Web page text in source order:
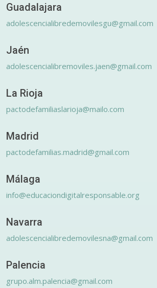
Guadalajara
adolescencialibredemovilesgu@gmail.com
Jaén
adolescencialibremoviles.jaen@gmail.com
La Rioja
pactodefamiliaslarioja@mailo.com
Madrid
pactodefamilias.madrid@gmail.com
Málaga
info@educaciondigitalresponsable.org
Navarra
adolescencialibredemovilesna@gmail.com
Palencia
grupo.alm.palencia@gmail.com